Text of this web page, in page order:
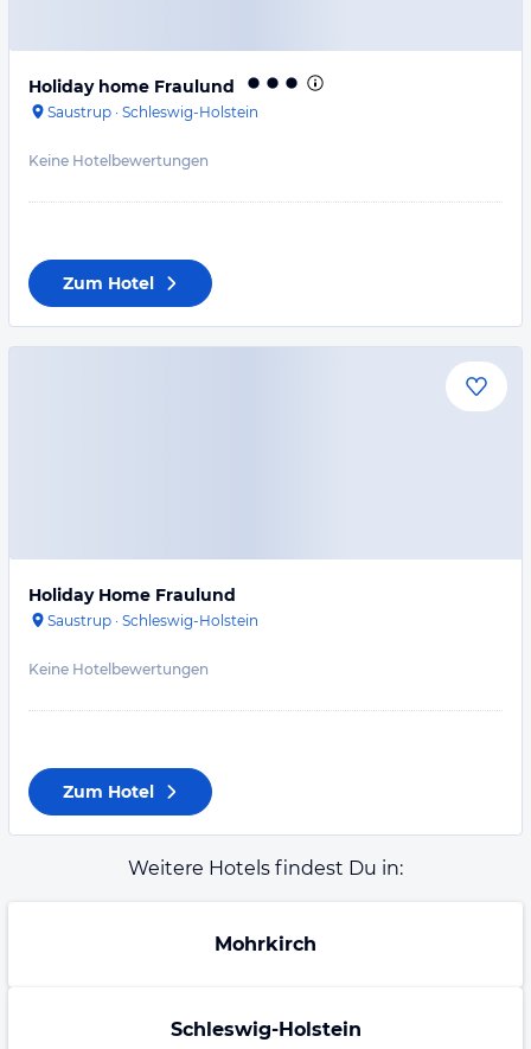
Holiday home Fraulund
Saustrup · Schleswig-Holstein
Keine Hotelbewertungen
Zum Hotel
Holiday Home Fraulund
Saustrup · Schleswig-Holstein
Keine Hotelbewertungen
Zum Hotel
Weitere Hotels findest Du in:
Mohrkirch
Schleswig-Holstein